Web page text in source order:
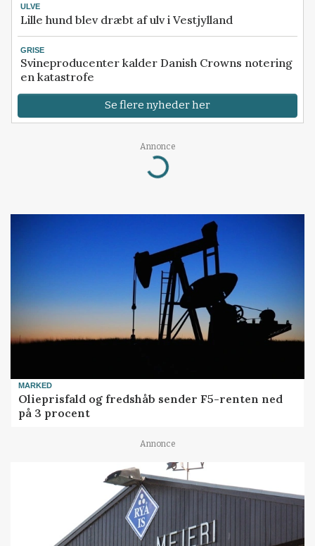
ULVE
Lille hund blev dræbt af ulv i Vestjylland
GRISE
Svineproducenter kalder Danish Crowns notering
en katastrofe
Se flere nyheder her
Annonce
Loading...
MARKED
Olieprisfald og fredshåb sender F5-renten ned
på 3 procent
Annonce